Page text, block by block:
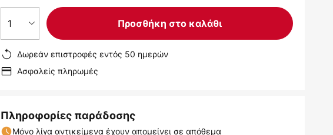
1 Προσθήκη στο καλάθι
Δωρεάν επιστροφές εντός 50 ημερών
Ασφαλείς πληρωμές
Πληροφορίες παράδοσης
Μόνο λίγα αντικείμενα έχουν απομείνει σε απόθεμα